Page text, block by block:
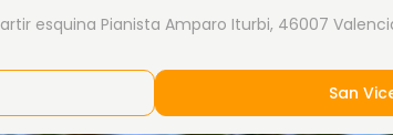
esquina Pianista Amparo Iturbi, 46007
San